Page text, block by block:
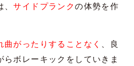
、サイドプランクの体勢を作
曲がったりすることなく 、良
らボレーキックをしていきま